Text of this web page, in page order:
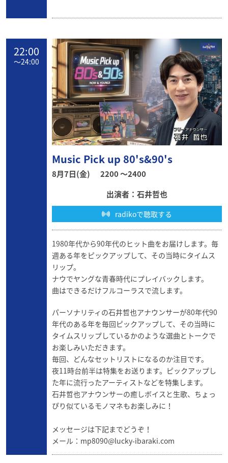
22:00
〜24:00
Music Pick up 80's&90's
8月7日(金)
2200 〜2400
出演者：石井哲也
radikoで聴取する
1980年代から90年代のヒット曲をお届けします。毎
週ある年をピックアップして、その当時にタイムス
リップ。
ナウでヤングな青春時代にプレイバックします。
曲はできるだけフルコーラスで流します。
パーソナリティの石井哲也アナウンサーが80年代90
年代のある年を毎回ピックアップして、その当時に
タイムスリップしているかのような選曲とトークで
お楽しみいただきます。
毎回、どんなセットリストになるのか注目です。
夜11時台前半は特集をお送ります。ピックアップし
た年に流行ったアーティストなどを特集します。
石井哲也アナウンサーの癒しボイスと生歌、ちょっ
ぴり似ているモノマネもお楽しみに！
メッセージは下記までどうぞ！
メール： mp8090@lucky-ibaraki.com